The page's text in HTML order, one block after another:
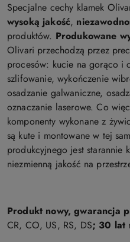
Specjalne cechy klamek
wysoką jakość,
produktów. Produkowane
Olivari przechodzą przez
procesów: kucie na gorąco i
szlifowanie, wykończenie
osadzanie galwaniczne,
oznaczanie laserowe. Co
komponenty wykonane z
są kute i montowane w tej
produkcyjnego jest starannie
niezmienną jakość na
Produkt nowy, gwarancja
CR, CO, US, RS, DS; 30 lat